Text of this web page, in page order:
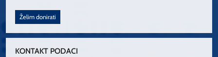
Želim donirati
KONTAKT PODACI